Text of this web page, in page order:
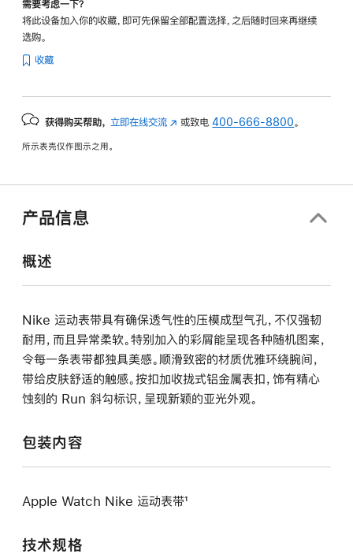
需要考虑一下？
将此设备加入你的收藏，即可先保留全部配置选择，之后随时回来再继续
选购。
收藏
获得购买帮助， 立即在线交流 (在
中
或致电400-666-8800 。
所示表壳仅作图示之用。
产品信息
概述
Nike 运动表带具有确保透气性的压模成型气孔，不仅强韧
耐用，而且异常柔软。特别加入的彩屑能呈现各种随机图案，
令每一条表带都独具美感。顺滑致密的材质优雅环绕腕间，
带给皮肤舒适的触感。按扣加收拢式铝金属表扣，饰有精心
蚀刻的 Run 斜勾标识，呈现新颖的亚光外观。
包装内容
Apple Watch Nike 运动表带¹
技术规格